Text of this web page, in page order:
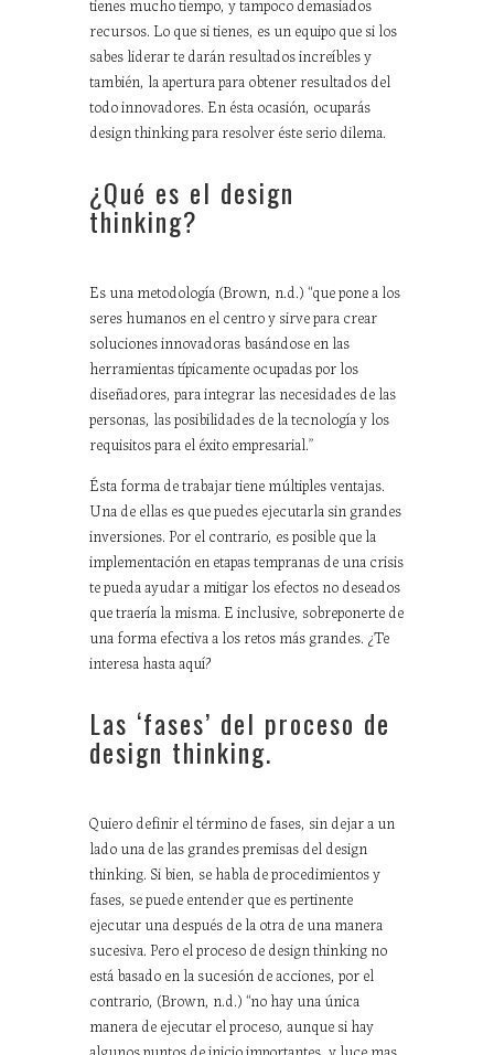
recursos. Lo que si tienes, es un equipo que si los
sabes liderar te darán resultados increíbles y
también, la apertura para obtener resultados del
todo innovadores. En ésta ocasión, ocuparás
design thinking para resolver éste serio dilema.
¿Qué es el design
thinking?
Es una metodología (Brown, n.d.) “que pone a los
seres humanos en el centro y sirve para crear
soluciones innovadoras basándose en las
herramientas típicamente ocupadas por los
diseñadores, para integrar las necesidades de las
personas, las posibilidades de la tecnología y los
requisitos para el éxito empresarial.”
Ésta forma de trabajar tiene múltiples ventajas.
Una de ellas es que puedes ejecutarla sin grandes
inversiones. Por el contrario, es posible que la
implementación en etapas tempranas de una crisis
te pueda ayudar a mitigar los efectos no deseados
que traería la misma. E inclusive, sobreponerte de
una forma efectiva a los retos más grandes. ¿Te
interesa hasta aquí?
Las ‘fases’ del proceso de
design thinking.
Quiero definir el término de fases, sin dejar a un
lado una de las grandes premisas del design
thinking. Si bien, se habla de procedimientos y
fases, se puede entender que es pertinente
ejecutar una después de la otra de una manera
sucesiva. Pero el proceso de design thinking no
está basado en la sucesión de acciones, por el
contrario, (Brown, n.d.) “no hay una única
manera de ejecutar el proceso, aunque si hay
algunos puntos de inicio importantes, y luce mas